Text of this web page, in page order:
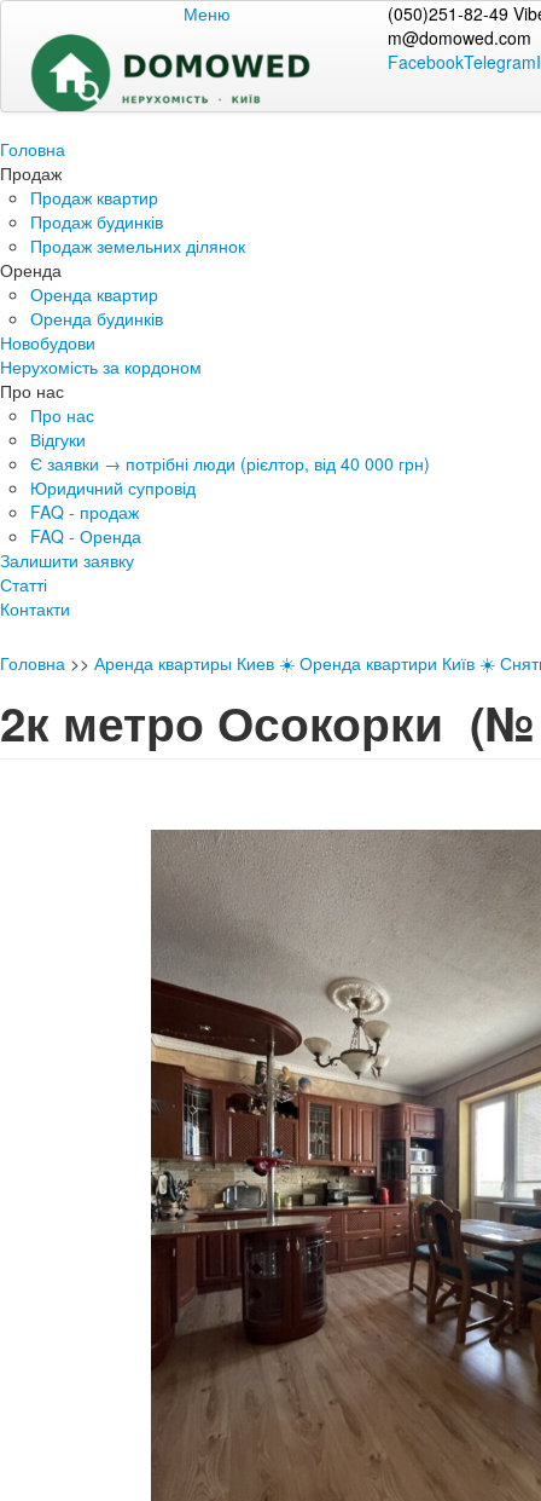
Меню
(050)251-82-49
m@domowed.com
FacebookTelegram
Головна
Продаж
Продаж квартир
Продаж будинків
Продаж земельних ділянок
Оренда
Оренда квартир
Оренда будинків
Новобудови
Нерухомість за кордоном
Про нас
Про нас
Відгуки
Є заявки → потрібні люди (рієлтор, від 40 000 грн)
Юридичний супровід
FAQ - продаж
FAQ - Оренда
Залишити заявку
Статті
Контакти
Головна >> Аренда квартиры Киев ☀️ Оренда квартири Київ ☀️
2к метро Осокорки (№